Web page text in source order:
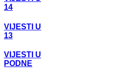
14
VIJESTI U
13
VIJESTI U
PODNE